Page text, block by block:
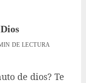
DE LECTURA
de dios? Te